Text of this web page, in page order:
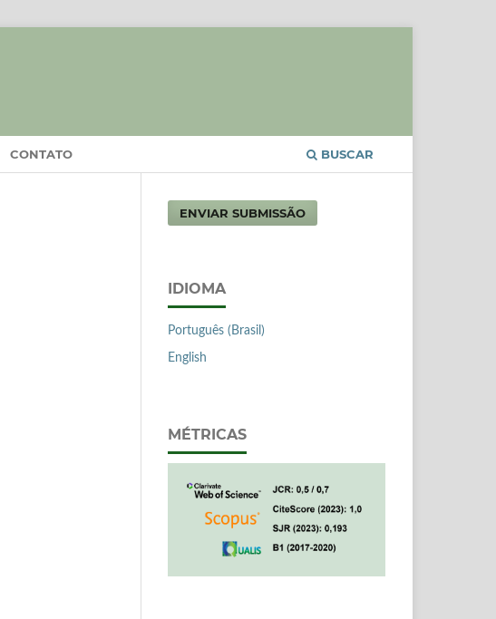
CONTATO BUSCAR
ENVIAR SUBMISSÃO
IDIOMA
Português (Brasil)
English
MÉTRICAS